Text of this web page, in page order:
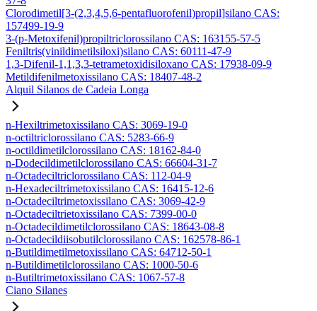
Clorodimetil[3-(2,3,4,5,6-pentafluorofenil)propil]silano CAS:
157499-19-9
3-(p-Metoxifenil)propiltriclorossilano CAS: 163155-57-5
Feniltris(vinildimetilsiloxi)silano CAS: 60111-47-9
1,3-Difenil-1,1,3,3-tetrametoxidisiloxano CAS: 17938-09-9
Metildifenilmetoxissilano CAS: 18407-48-2
Alquil Silanos de Cadeia Longa
n-Hexiltrimetoxissilano CAS: 3069-19-0
n-octiltriclorossilano CAS: 5283-66-9
n-octildimetilclorossilano CAS: 18162-84-0
n-Dodecildimetilclorossilano CAS: 66604-31-7
n-Octadeciltriclorossilano CAS: 112-04-9
n-Hexadeciltrimetoxissilano CAS: 16415-12-6
n-Octadeciltrimetoxissilano CAS: 3069-42-9
n-Octadeciltrietoxissilano CAS: 7399-00-0
n-Octadecildimetilclorossilano CAS: 18643-08-8
n-Octadecildiisobutilclorossilano CAS: 162578-86-1
n-Butildimetilmetoxissilano CAS: 64712-50-1
n-Butildimetilclorossilano CAS: 1000-50-6
n-Butiltrimetoxissilano CAS: 1067-57-8
Ciano Silanes